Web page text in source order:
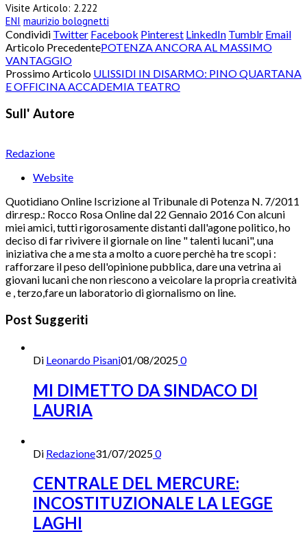
Visite Articolo: 2.222
ENI maurizio bolognetti
Condividi Twitter Facebook Pinterest LinkedIn Tumblr Email
Articolo PrecedentePOTENZA ANCORA AL MASSIMO
VANTAGGIO
Prossimo Articolo ULISSIDI IN DISARMO: PINO QUARTANA
E OFFICINA ACCADEMIA TEATRO
Sull' Autore
Redazione
Website
Quotidiano Online Iscrizione al Tribunale di Potenza N. 7/2011
dir.resp.: Rocco Rosa Online dal 22 Gennaio 2016 Con alcuni
miei amici, tutti rigorosamente distanti dall'agone politico, ho
deciso di far rivivere il giornale on line " talenti lucani", una
iniziativa che a me sta a molto a cuore perchè ha tre scopi :
rafforzare il peso dell'opinione pubblica, dare una vetrina ai
giovani lucani che non riescono a veicolare la propria creatività
e , terzo,fare un laboratorio di giornalismo on line.
Post Suggeriti
Di Leonardo Pisani01/08/20250
MI DIMETTO DA SINDACO DI
LAURIA
Di Redazione31/07/20250
CENTRALE DEL MERCURE:
INCOSTITUZIONALE LA LEGGE
LAGHI